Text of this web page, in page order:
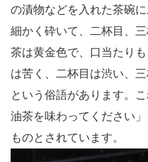
の漬物などを入れた茶碗
細かく砕いて、二杯目、
茶は黄金色で、口当たり
は苦く、二杯目は渋い、
という俗語があります。
油茶を味わってください
ものとされています。